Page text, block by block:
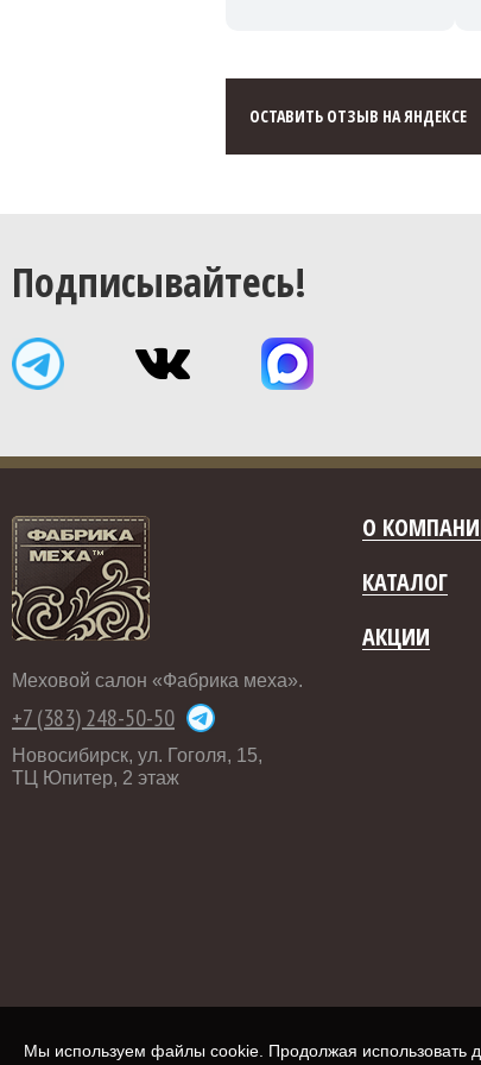
ОСТАВИТЬ ОТЗЫВ НА ЯНДЕКСЕ
Подписывайтесь!
Меховой салон «Фабрика меха».
+7 (383) 248-50-50
Новосибирск, ул. Гоголя, 15,
ТЦ Юпитер, 2 этаж
О
КАТАЛОГ
АКЦИИ
Мы используем файлы cookie. Продолжая использовать